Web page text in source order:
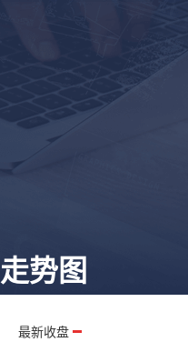
走势图
最新收盘